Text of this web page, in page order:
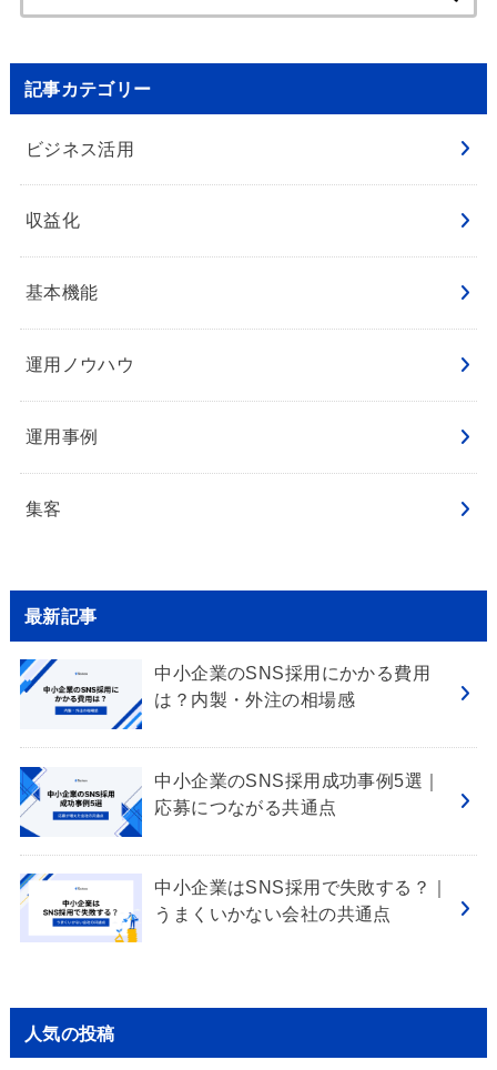
索:
記事カテゴリー
ビジネス活用
収益化
基本機能
運用ノウハウ
運用事例
集客
最新記事
中小企業のSNS採用にかかる費用
は？内製・外注の相場感
中小企業のSNS採用成功事例5選｜
応募につながる共通点
中小企業はSNS採用で失敗する？｜
うまくいかない会社の共通点
人気の投稿